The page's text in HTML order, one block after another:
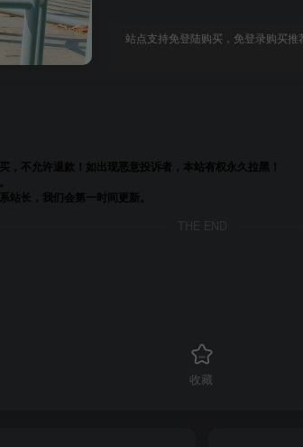
站点支持免登陆购买，免登录购买
不允许退款！如出现恶意投诉者，本站有权永久拉黑！
长，我们会第一时间更新。
THE END
收藏